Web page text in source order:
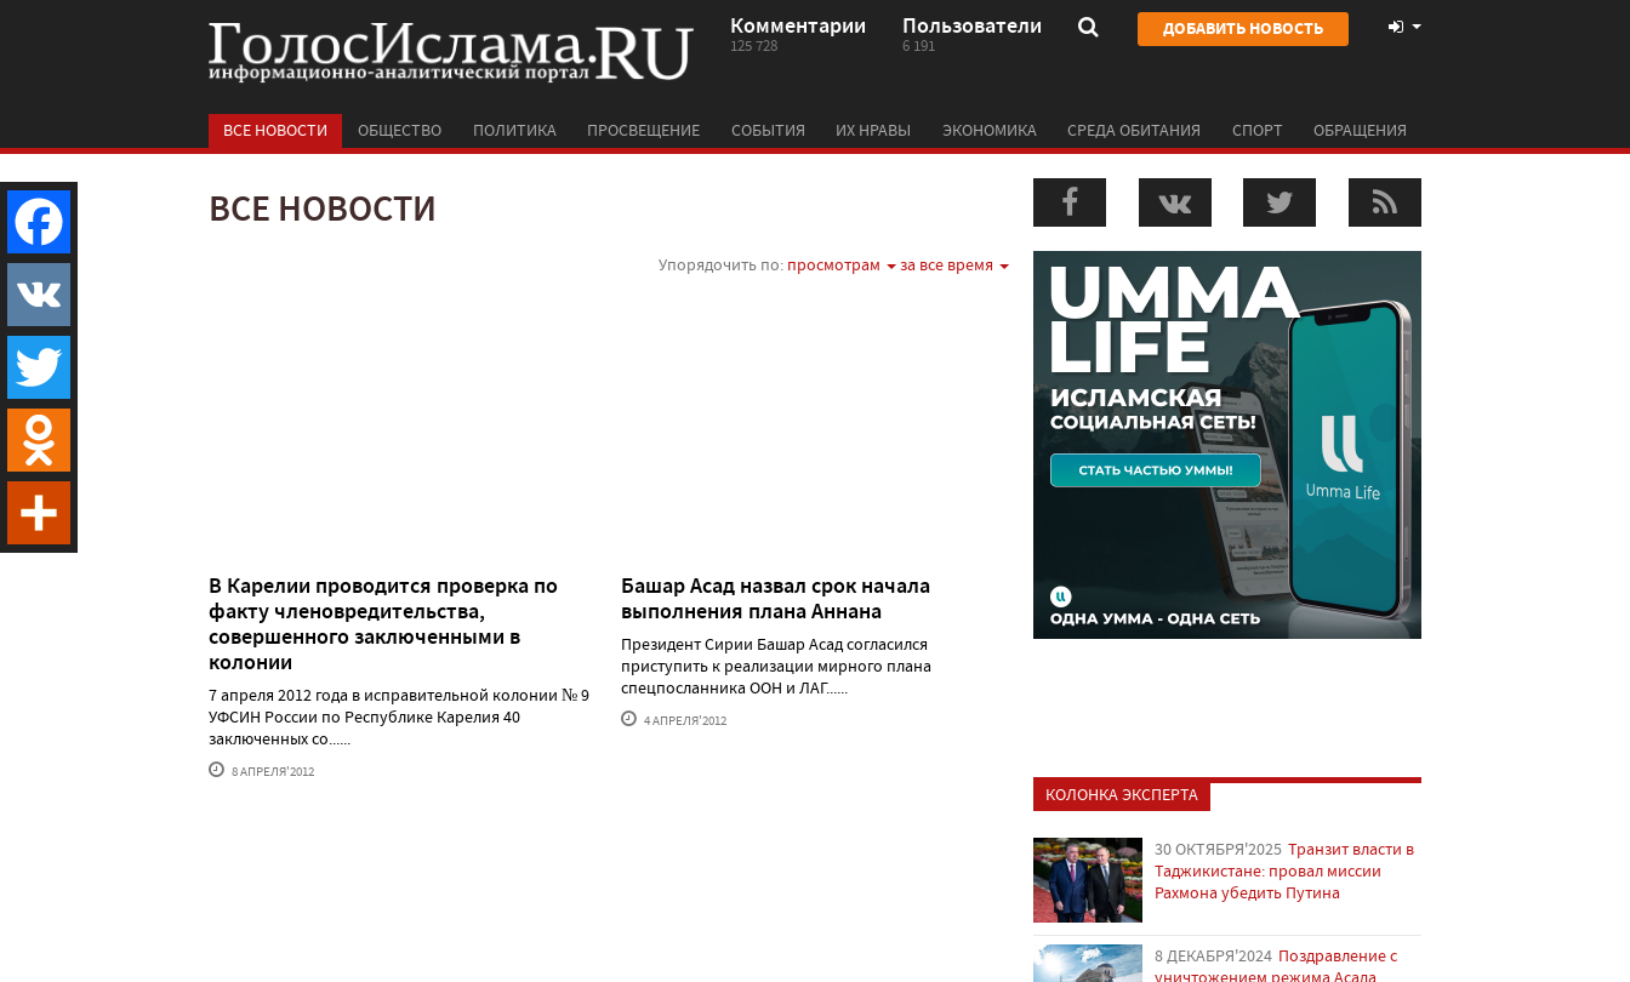
Комментарии
125 728
Пользователи
6 191
ДОБАВИТЬ НОВОСТЬ
ВСЕ НОВОСТИ ОБЩЕСТВО ПОЛИТИКА ПРОСВЕЩЕНИЕ СОБЫТИЯ ИХ НРАВЫ ЭКОНОМИКА СРЕДА ОБИТАНИЯ СПОРТ ОБРАЩЕНИЯ
ВСЕ НОВОСТИ
Упорядочить по: просмотрам за все время
В Карелии проводится проверка по
факту членовредительства,
совершенного заключенными в
колонии
7 апреля 2012 года в исправительной колонии № 9
УФСИН России по Республике Карелия 40
заключенных со......
8 АПРЕЛЯ'2012
Башар Асад назвал срок начала
выполнения плана Аннана
Президент Сирии Башар Асад согласился
приступить к реализации мирного плана
спецпосланника ООН и ЛАГ......
4 АПРЕЛЯ'2012
КОЛОНКА ЭКСПЕРТА
30 ОКТЯБРЯ'2025 Транзит власти в
Таджикистане: провал миссии
Рахмона убедить Путина
8 ДЕКАБРЯ'2024 Поздравление с
уничтожением режима Асада
Facebook
VK
Twitter
Odnoklassniki